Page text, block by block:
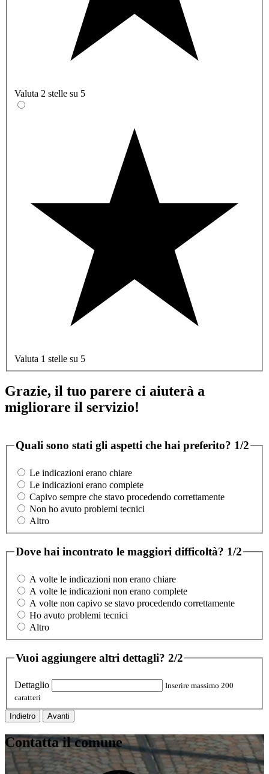
Valuta 2 stelle su 5
Valuta 1 stelle su 5
Grazie, il tuo parere ci aiuterà a
migliorare il servizio!
Quali sono stati gli aspetti che hai preferito? 1/2
Le indicazioni erano chiare
Le indicazioni erano complete
Capivo sempre che stavo procedendo correttamente
Non ho avuto problemi tecnici
Altro
Dove hai incontrato le maggiori difficoltà? 1/2
A volte le indicazioni non erano chiare
A volte le indicazioni non erano complete
A volte non capivo se stavo procedendo correttamente
Ho avuto problemi tecnici
Altro
Vuoi aggiungere altri dettagli? 2/2
Dettaglio
Inserire massimo 200
caratteri
Indietro Avanti
Contatta il comune